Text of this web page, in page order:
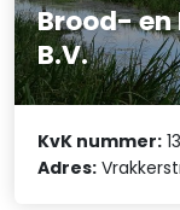
Brood-
B.V.
KvK nummer:
Adres: